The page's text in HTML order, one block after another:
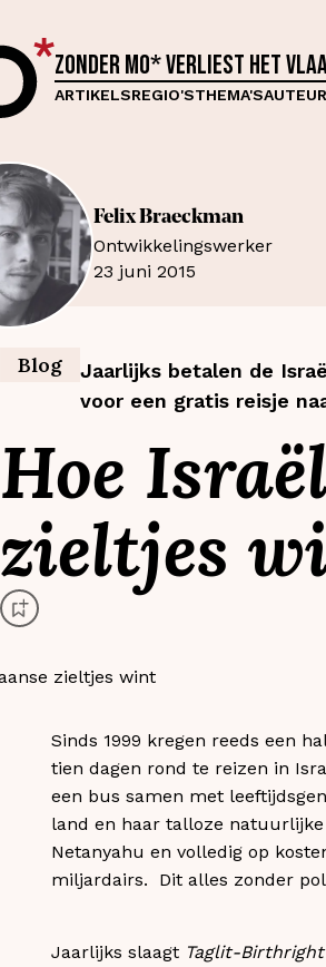
Zonder MO* verliest het
ARTIKELSREGIO'STHEMA'S
FelixBraeckman
Ontwikkelingswerker
23 juni 2015
Blog
Jaarlijks betalen de
voor een gratis reisje
Hoe
zieltjes
Sinds 1999 kregen reeds een
tien dagen rond te reizen in
een bus samen met
land en haar talloze
Netanyahu en volledig op
miljardairs. Dit alles zonder
Jaarlijks slaagt Taglit-